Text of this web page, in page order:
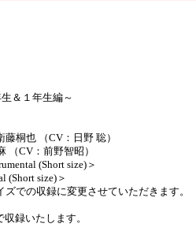
＆１年生編～
藤桐也 （CV：日野 聡）
（CV：前野智昭）
(Short size)＞
(Short size)＞
での収録に変更させていただきます。
録いたします。